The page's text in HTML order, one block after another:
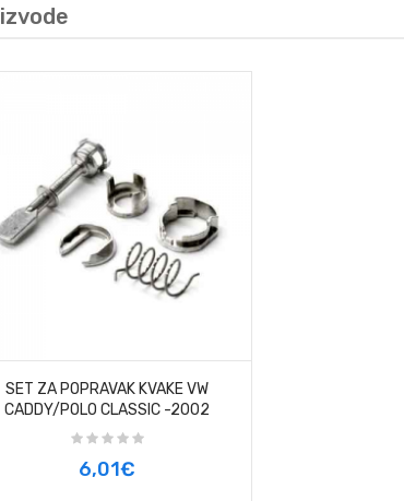
SET ZA POPRAVAK KVAKE VW
CADDY/POLO CLASSIC -2002
6,01€